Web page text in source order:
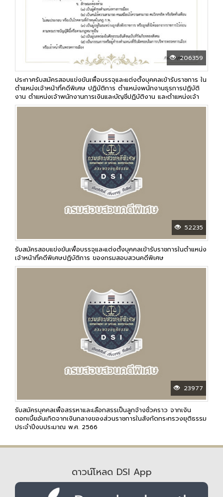
206359
ประกาศรับสมัครสอบแข่งขันเพื่อบรรจุและแต่งตั้งบุคคลเข้ารับราชการ ใน
ตำแหน่งเจ้าหน้าที่คดีพิเศษ ปฏิบัติการ ตำแหน่งพนักงานธุรการปฏิบัติ
งาน ตำแหน่งเจ้าพนักงานการเงินและบัญชีปฏิบัติงาน และตำแหน่งเจ้า
พนักงานพัสดุปฏิบัติงาน
52235
รับสมัครสอบแข่งขันเพื่อบรรจุและแต่งตั้งบุคคลเข้ารับราชการในตำแหน่ง
เจ้าหน้าที่คดีพิเศษปฏิบัติการ ของกรมสอบสวนคดีพิเศษ
23977
รับสมัครบุคคลเพื่อสรรหาและเลือกสรรเป็นลูกจ้างชั่วคราว จากเงิน
ดอกเบี้ยอันเกิดจากเงินกลางของส่วนราชการในสังกัดกระทรวงยุติธรรม
ประจำปีงบประมาณ พ.ศ. 2566
ดาวน์โหลด DSI App